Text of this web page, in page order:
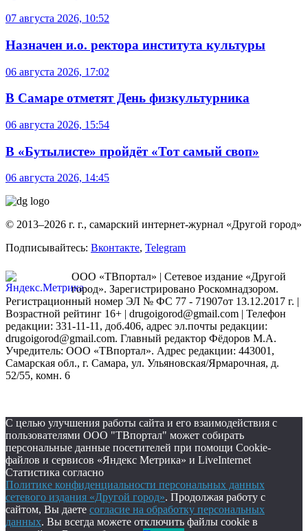
07 августа 2026, 10:52
Назначен и.о. ректора института культуры
06 августа 2026, 17:02
В Самаре отметят День физкультурника
06 августа 2026, 15:54
В «Бутылисте» пройдёт «Тот самый своп»
06 августа 2026, 14:45
© 2013–2026 г. г., самарский интернет-журнал «Другой город»
Подписывайтесь: Вконтакте, Telegram
ООО «ТВпортал» | Сетевое издание «Другой
город». Зарегистрировано Роскомнадзором.
Регистрационный номер ЭЛ № ФС 77 - 71907от 13.12.2017 г. |
Возрастной рейтинг 16+ | drugoigorod@gmail.com | Телефон
редакции: 331-11-11, доб.406, адрес эл.почты редакции:
drugoigorod@gmail.com. Главный редактор Фёдоров М.А.
Учредитель: ООО «ТВпортал». Адрес редакции: 443001,
Самарская обл., г. Самара, ул. Ульяновская/Ярмарочная, д.
52/55, комн. 6
С целью улучшения работы сайта и его взаимодействия с
пользователями ООО "ТВпортал" может собирать
персональные данные посетителей при помощи Cookie-
файлов и сервисов «Яндекс Метрика» и LiveInternet
Статистика согласно
Политике конфиденциальности персональных данных
сетевого издания «Другой город». Продолжая работу с
сайтом, Вы даете согласие на обработку персональных
данных. Вы всегда можете отключить файлы cookie в